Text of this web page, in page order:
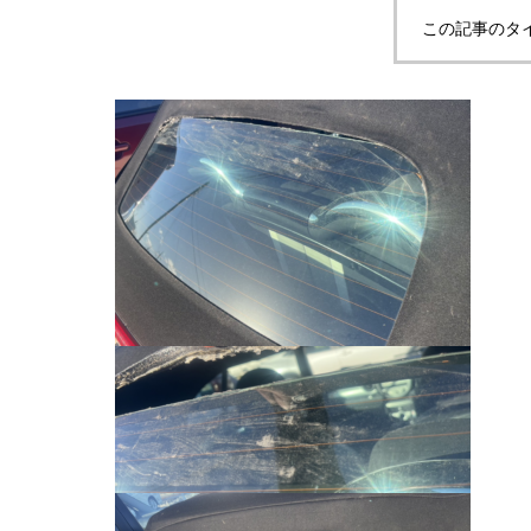
この記事のタ